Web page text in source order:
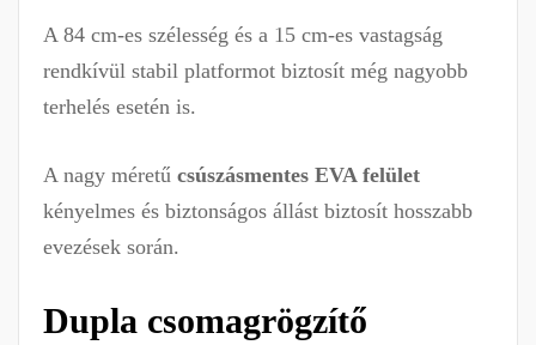
A 84 cm-es szélesség és a 15 cm-es vastagság
rendkívül stabil platformot biztosít még nagyobb
terhelés esetén is.
A nagy méretű csúszásmentes EVA felület
kényelmes és biztonságos állást biztosít hosszabb
evezések során.
Dupla csomagrögzítő